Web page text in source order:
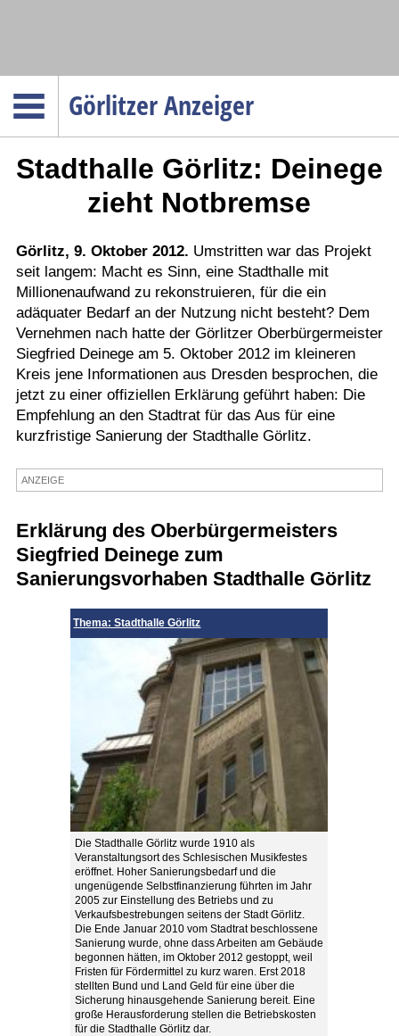
Görlitzer Anzeiger
Menüpunkte
Politik
Gesellschaft
Wirtschaft
Service
Verkehr
Gesundheit
Kultur
Sport
Termine
Stadthalle Görlitz: Deinege
zieht Notbremse
Görlitz, 9. Oktober 2012. Umstritten war das Projekt
seit langem: Macht es Sinn, eine Stadthalle mit
Millionenaufwand zu rekonstruieren, für die ein
adäquater Bedarf an der Nutzung nicht besteht? Dem
Vernehmen nach hatte der Görlitzer Oberbürgermeister
Siegfried Deinege am 5. Oktober 2012 im kleineren
Kreis jene Informationen aus Dresden besprochen, die
jetzt zu einer offiziellen Erklärung geführt haben: Die
Empfehlung an den Stadtrat für das Aus für eine
kurzfristige Sanierung der Stadthalle Görlitz.
ANZEIGE
Erklärung des Oberbürgermeisters
Siegfried Deinege zum
Sanierungsvorhaben Stadthalle Görlitz
Thema: Stadthalle Görlitz
Die Stadthalle Görlitz wurde 1910 als
Veranstaltungsort des Schlesischen Musikfestes
eröffnet. Hoher Sanierungsbedarf und die
ungenügende Selbstfinanzierung führten im Jahr
2005 zur Einstellung des Betriebs und zu
Verkaufsbestrebungen seitens der Stadt Görlitz.
Die Ende Januar 2010 vom Stadtrat beschlossene
Sanierung wurde, ohne dass Arbeiten am Gebäude
begonnen hätten, im Oktober 2012 gestoppt, weil
Fristen für Fördermittel zu kurz waren. Erst 2018
stellten Bund und Land Geld für eine über die
Sicherung hinausgehende Sanierung bereit. Eine
große Herausforderung stellen die Betriebskosten
für die Stadthalle Görlitz dar.